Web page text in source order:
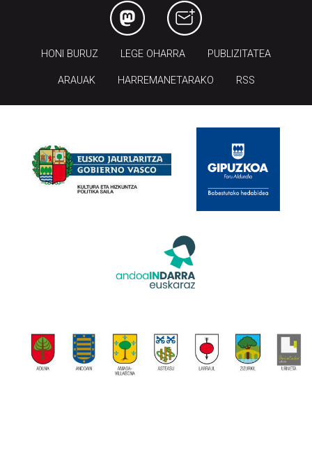
HONI BURUZ LEGE OHARRA PUBLIZITATEA
ARAUAK HARREMANETARAKO RSS